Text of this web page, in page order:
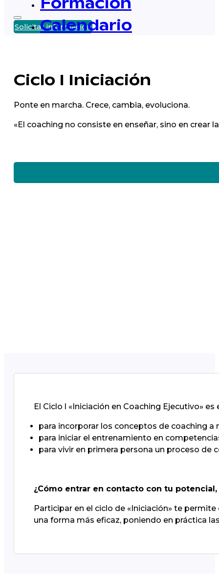
Formación
Calendario
Equipo
Casos de éxito
ES
Solicitar información
Ciclo I Iniciación
Ponte en marcha. Crece, cambia, evoluciona.
«El coaching no consiste en enseñar, sino en crear
El Ciclo l «Iniciación en Coaching Ejecutivo»
para incorporar los conceptos de coaching a
para iniciar el entrenamiento en
para vivir en primera persona un proceso de
¿Cómo entrar en contacto con tu
Participar en el ciclo de «Iniciación» te
una forma más eficaz, poniendo en práctica